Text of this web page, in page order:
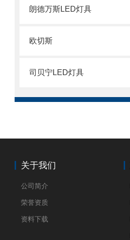
朗德万斯LED灯具
欧切斯
司贝宁LED灯具
关于我们
公司简介
荣誉资质
资料下载